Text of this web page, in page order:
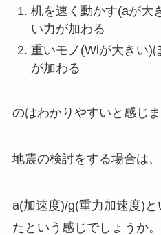
机を速く動かす(aが大
い力が加わる
重いモノ(Wiが大きい)
が加わる
のはわかりやすいと感じま
地震の検討をする場合は、
a(加速度)/g(重力加速度)
た という感じでしょうか。